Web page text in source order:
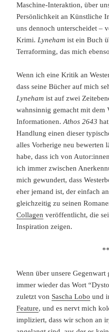
Maschine-Interaktion, über
Persönlichkeit an Künstliche
uns dennoch unterscheidet –
Krimi. Lyneham ist ein Buch
Terraforming, das mich
Wenn ich eine Kritik an
dass seine Bücher auf mich
Lyneham ist auf zwei
wahnsinnig gemacht mit dem
Informationen.Athos 2643
Handlung einen dieser
alles Vorherige neu bewerten
habe, dass ich von
ich immer zwischen
mich gewundert, dass
eher jemand ist, der einfach
gleichzeitig zu seinen
Collagen veröffentlicht, die
Inspiration zeigen.
Wenn über unsere
immer wieder das Wort
zuletzt von Sascha Lobo und
Feature, und es nervt mich
impliziert, dass wir schon an